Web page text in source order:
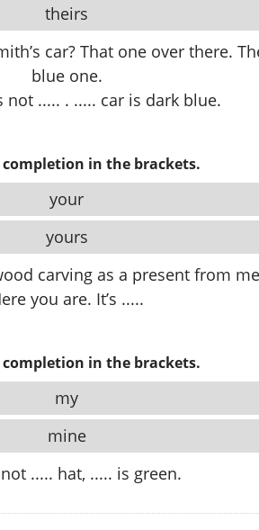
theirs
car? That one over there.
blue one.
not ..... . ..... car is dark blue.
completion in the brackets.
your
yours
carving as a present from
you are. It’s .....
completion in the brackets.
my
mine
not ..... hat, ..... is green.